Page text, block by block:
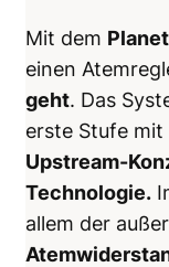
Mit dem
einen
geht. Das
erste Stufe mit
Upstream-
Technologie.
allem der